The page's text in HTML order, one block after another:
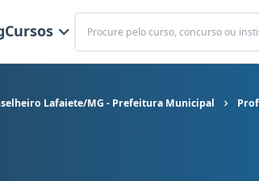
Cursos
Buscar
Lafaiete/MG - Prefeitura Municipal